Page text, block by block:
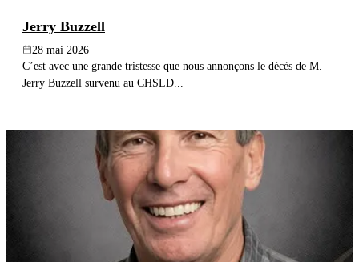
Jerry Buzzell
28 mai 2026
C’est avec une grande tristesse que nous annonçons le décès de M.
Jerry Buzzell survenu au CHSLD...